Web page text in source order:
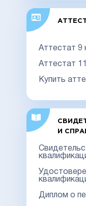
Аттестат 9
Аттестат
Купить
И
Диплом о